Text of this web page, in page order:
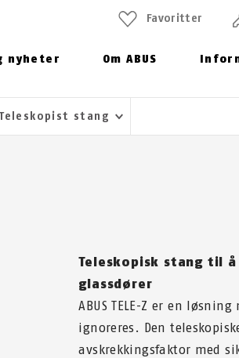
nyheter Om ABUS
Favoritter
stang
Teleskopisk stang til
glassdører
ABUS TELE-Z er en
ignoreres. Den
avskrekkingsfaktor med